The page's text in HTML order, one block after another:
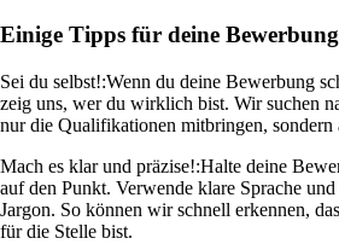
Einige Tipps für deine
Sei du selbst!:Wenn du deine Bewerbung
zeig uns, wer du wirklich bist. Wir suchen
nur die Qualifikationen mitbringen, sondern
Mach es klar und präzise!:Halte deine
auf den Punkt. Verwende klare Sprache
Jargon. So können wir schnell erkennen,
für die Stelle bist.